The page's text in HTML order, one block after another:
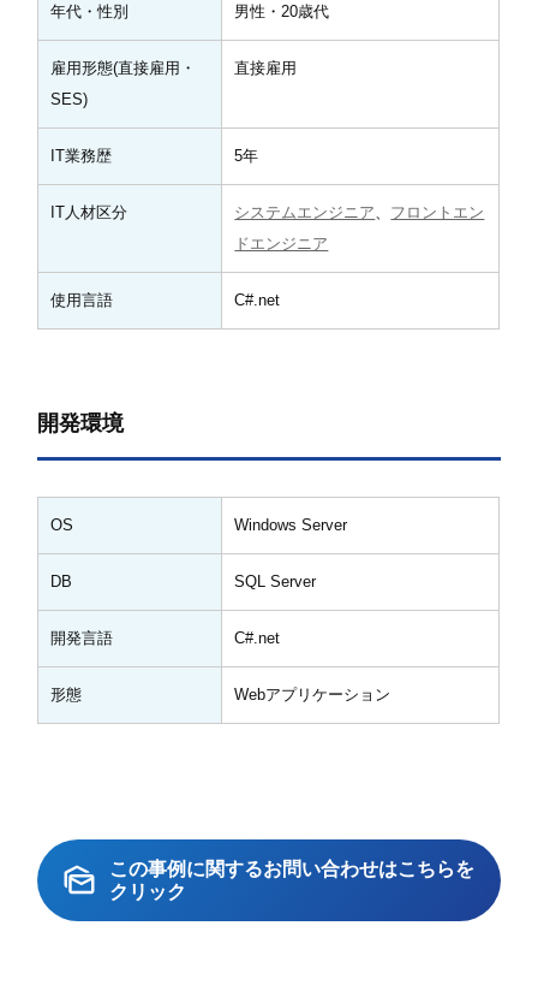
年代・性別 男性・20歳代
雇用形態(直接雇用・
SES)
直接雇用
IT業務歴 5年
IT人材区分 システムエンジニア
フロントエン
ドエンジニア
使用言語 C#.net
開発環境
OS Windows Server
DB SQL Server
開発言語 C#.net
形態 Webアプリケーション
この事例に関するお問い合わせはこちらを
クリック